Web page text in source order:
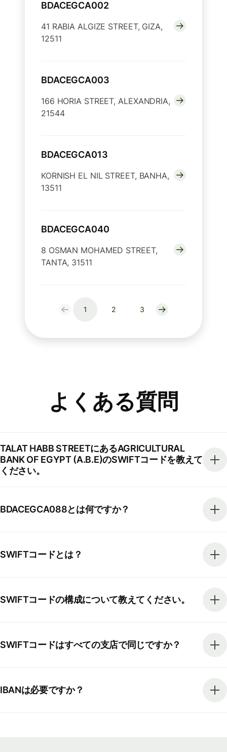
BDACEGCA002
41 RABIA ALGIZE STREET, GIZA,
12511
BDACEGCA003
166 HORIA STREET, ALEXANDRIA,
21544
BDACEGCA013
KORNISH EL NIL STREET, BANHA,
13511
BDACEGCA040
8 OSMAN MOHAMED STREET,
TANTA, 31511
1 2 3
よくある質問
TALAT HABB STREETにあるAGRICULTURAL
BANK OF EGYPT (A.B.E)のSWIFTコードを教えて
ください。
BDACEGCA088とは何ですか？
SWIFTコードとは？
SWIFTコードの構成について教えてください。
SWIFTコードはすべての支店で同じですか？
IBANは必要ですか？